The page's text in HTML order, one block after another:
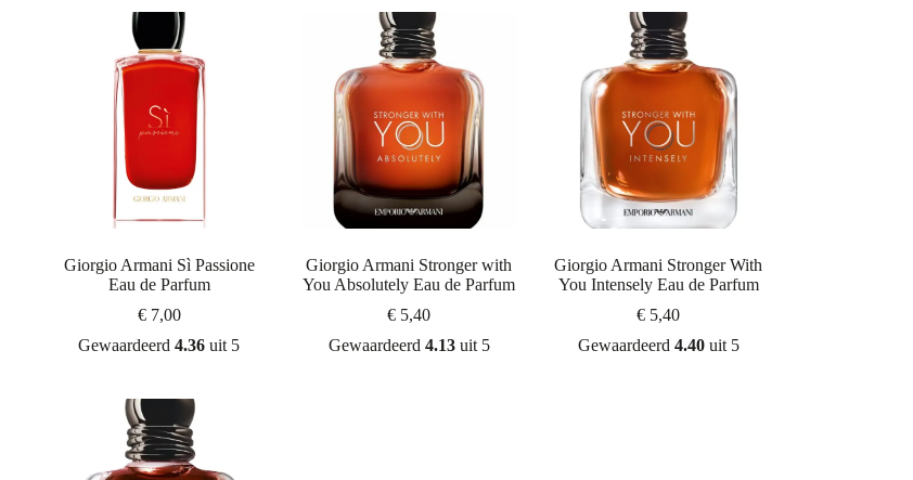
Giorgio Armani Sì Passione
Eau de Parfum
€7,00
Gewaardeerd4.36 uit 5
Giorgio Armani Stronger with
You Absolutely Eau de Parfum
€ 5,40
Gewaardeerd 4.13uit 5
Giorgio Armani Stronger With
You Intensely Eau de Parfum
€ 5,40
Gewaardeerd 4.40uit 5